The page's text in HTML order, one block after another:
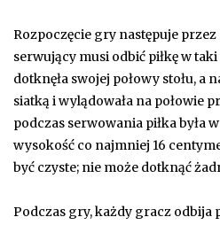
Rozpoczęcie gry następuje przez
serwujący musi odbić piłkę w
dotknęła swojej połowy stołu, a
siatką i wylądowała na połowie
podczas serwowania piłka była
wysokość co najmniej 16
być czyste; nie może dotknąć
Podczas gry, każdy gracz odbija